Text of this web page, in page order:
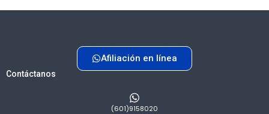
Afiliación en línea
Contáctanos
(601)9158020